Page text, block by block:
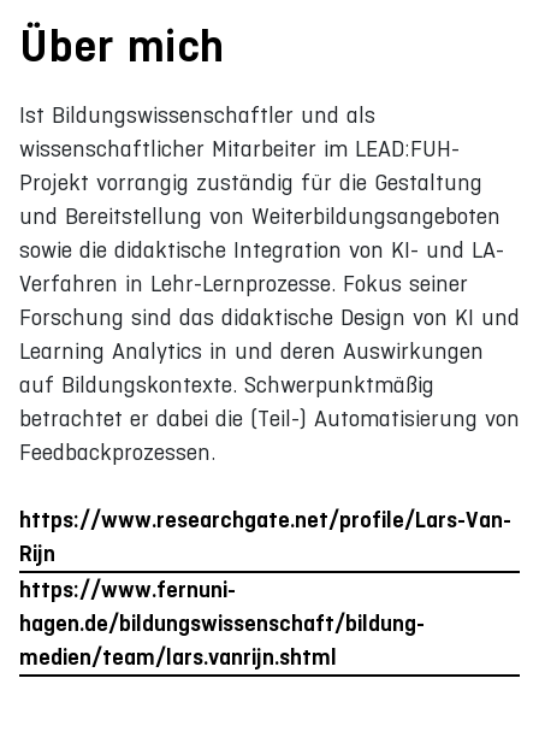
Über mich
Ist Bildungswissenschaftler und als
wissenschaftlicher Mitarbeiter im LEAD:FUH-
Projekt vorrangig zuständig für die Gestaltung
und Bereitstellung von Weiterbildungsangeboten
sowie die didaktische Integration von KI- und LA-
Verfahren in Lehr-Lernprozesse. Fokus seiner
Forschung sind das didaktische Design von KI und
Learning Analytics in und deren Auswirkungen
auf Bildungskontexte. Schwerpunktmäßig
betrachtet er dabei die (Teil-) Automatisierung von
Feedbackprozessen.
https://www.researchgate.net/profile/Lars-Van-
Rijn
https://www.fernuni-
hagen.de/bildungswissenschaft/bildung-
medien/team/lars.vanrijn.shtml